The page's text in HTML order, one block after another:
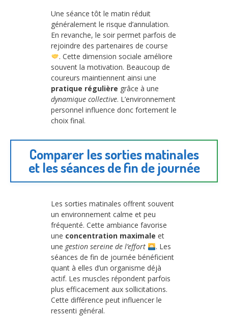
Une séance tôt le matin réduit
généralement le risque d’annulation.
En revanche, le soir permet parfois de
rejoindre des partenaires de course
. Cette dimension sociale améliore
souvent la motivation. Beaucoup de
coureurs maintiennent ainsi une
pratique régulière grâce à une
dynamique collective. L’environnement
personnel influence donc fortement le
choix final.
Comparer les sorties matinales
et les séances de fin de journée
Les sorties matinales offrent souvent
un environnement calme et peu
fréquenté. Cette ambiance favorise
une concentration maximale et
une gestion sereine de l’effort
. Les
séances de fin de journée bénéficient
quant à elles d’un organisme déjà
actif. Les muscles répondent parfois
plus efficacement aux sollicitations.
Cette différence peut influencer le
ressenti général.